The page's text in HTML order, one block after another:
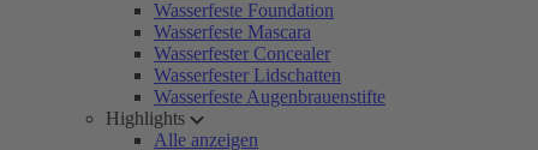
Wasserfeste Foundation
Wasserfeste Mascara
Wasserfester Concealer
Wasserfester Lidschatten
Wasserfeste Augenbrauenstifte
Highlights
Alle anzeigen